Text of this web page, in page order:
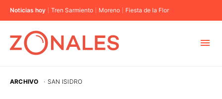
Noticias hoy Tren Sarmiento Moreno Fiesta de la Flor
ARCHIVO · SAN ISIDRO